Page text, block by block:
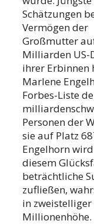
Schätzungen
Vermögen der
Großmutter
Milliarden US-
ihrer Erbinnen
Marlene
Forbes-Liste
Personen der
sie auf Platz
Engelhorn
diesem
beträchtliche
zufließen,
in zweistelliger
Millionenhöhe.